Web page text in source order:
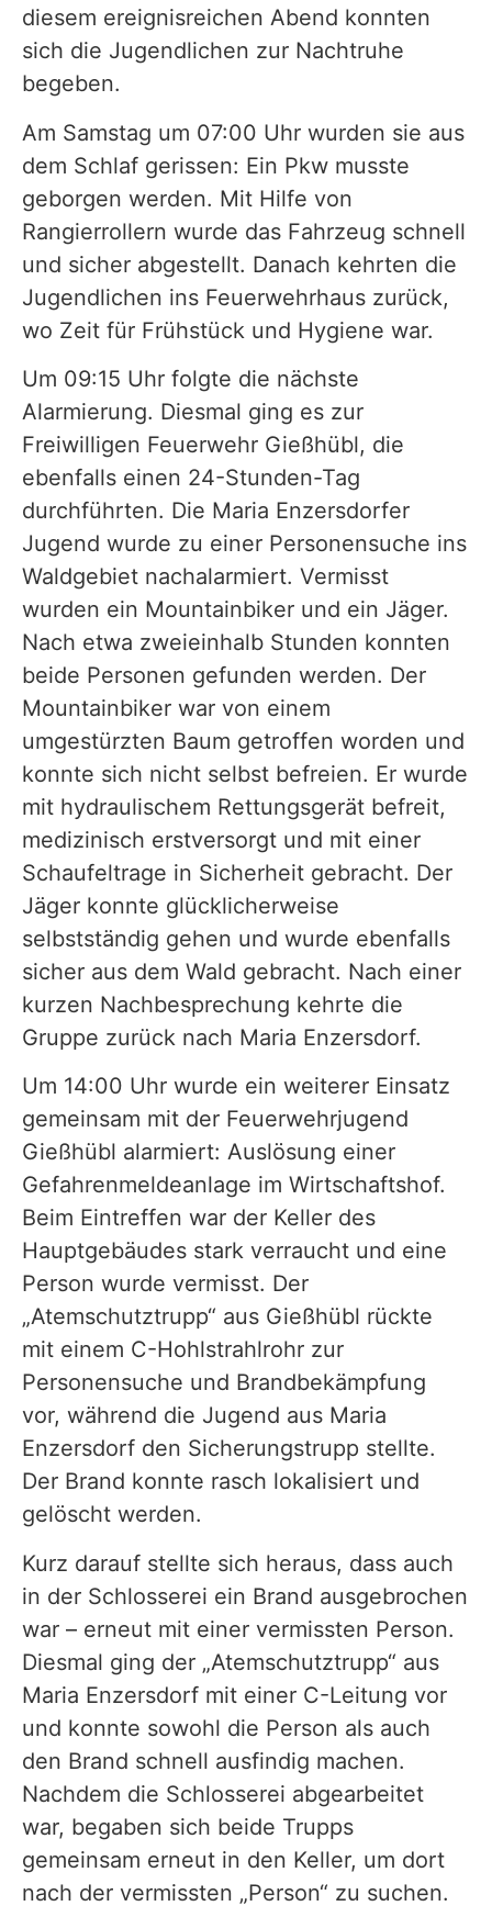
diesem ereignisreichen Abend konnten
sich die Jugendlichen zur Nachtruhe
begeben.
Am Samstag um 07:00 Uhr wurden sie aus
dem Schlaf gerissen: Ein Pkw musste
geborgen werden. Mit Hilfe von
Rangierrollern wurde das Fahrzeug schnell
und sicher abgestellt. Danach kehrten die
Jugendlichen ins Feuerwehrhaus zurück,
wo Zeit für Frühstück und Hygiene war.
Um 09:15 Uhr folgte die nächste
Alarmierung. Diesmal ging es zur
Freiwilligen Feuerwehr Gießhübl, die
ebenfalls einen 24-Stunden-Tag
durchführten. Die Maria Enzersdorfer
Jugend wurde zu einer Personensuche ins
Waldgebiet nachalarmiert. Vermisst
wurden ein Mountainbiker und ein Jäger.
Nach etwa zweieinhalb Stunden konnten
beide Personen gefunden werden. Der
Mountainbiker war von einem
umgestürzten Baum getroffen worden und
konnte sich nicht selbst befreien. Er wurde
mit hydraulischem Rettungsgerät befreit,
medizinisch erstversorgt und mit einer
Schaufeltrage in Sicherheit gebracht. Der
Jäger konnte glücklicherweise
selbstständig gehen und wurde ebenfalls
sicher aus dem Wald gebracht. Nach einer
kurzen Nachbesprechung kehrte die
Gruppe zurück nach Maria Enzersdorf.
Um 14:00 Uhr wurde ein weiterer Einsatz
gemeinsam mit der Feuerwehrjugend
Gießhübl alarmiert: Auslösung einer
Gefahrenmeldeanlage im Wirtschaftshof.
Beim Eintreffen war der Keller des
Hauptgebäudes stark verraucht und eine
Person wurde vermisst. Der
„Atemschutztrupp“ aus Gießhübl rückte
mit einem C-Hohlstrahlrohr zur
Personensuche und Brandbekämpfung
vor, während die Jugend aus Maria
Enzersdorf den Sicherungstrupp stellte.
Der Brand konnte rasch lokalisiert und
gelöscht werden.
Kurz darauf stellte sich heraus, dass auch
in der Schlosserei ein Brand ausgebrochen
war – erneut mit einer vermissten Person.
Diesmal ging der „Atemschutztrupp“ aus
Maria Enzersdorf mit einer C-Leitung vor
und konnte sowohl die Person als auch
den Brand schnell ausfindig machen.
Nachdem die Schlosserei abgearbeitet
war, begaben sich beide Trupps
gemeinsam erneut in den Keller, um dort
nach der vermissten „Person“ zu suchen.